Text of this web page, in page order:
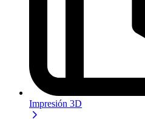
Impresión 3D